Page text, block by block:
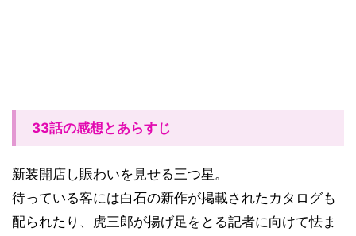
33話の感想とあらすじ
新装開店し賑わいを見せる三つ星。
待っている客には白石の新作が掲載されたカタログも
配られたり、虎三郎が揚げ足をとる記者に向けて怯ま